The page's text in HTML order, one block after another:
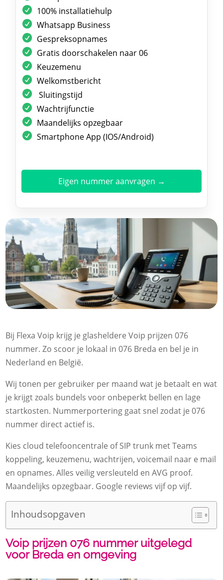
100% installatiehulp
Whatsapp Business
Gespreksopnames
Gratis doorschakelen naar 06
Keuzemenu
Welkomstbericht
Sluitingstijd
Wachtrijfunctie
Maandelijks opzegbaar
Smartphone App (IOS/Android)
Eigen nummer aanvragen →
Bij Flexa Voip krijg je glasheldere Voip prijzen 076
nummer.​ Zo scoor je lokaal in 076 Breda en bel je in
Nederland en België.​
Wij tonen per gebruiker per maand wat je betaalt en wat
je krijgt zoals bundels voor onbeperkt bellen en lage
startkosten.​ Nummerportering gaat snel zodat je 076
nummer direct actief is.​
Kies cloud telefooncentrale of SIP trunk met Teams
koppeling, keuzemenu, wachtrijen, voicemail naar e mail
en opnames.​ Alles veilig versleuteld en AVG proof.​
Maandelijks opzegbaar.​ Google reviews vijf op vijf.​
Inhoudsopgaven
Voip prijzen 076 nummer uitgelegd
voor Breda en omgeving